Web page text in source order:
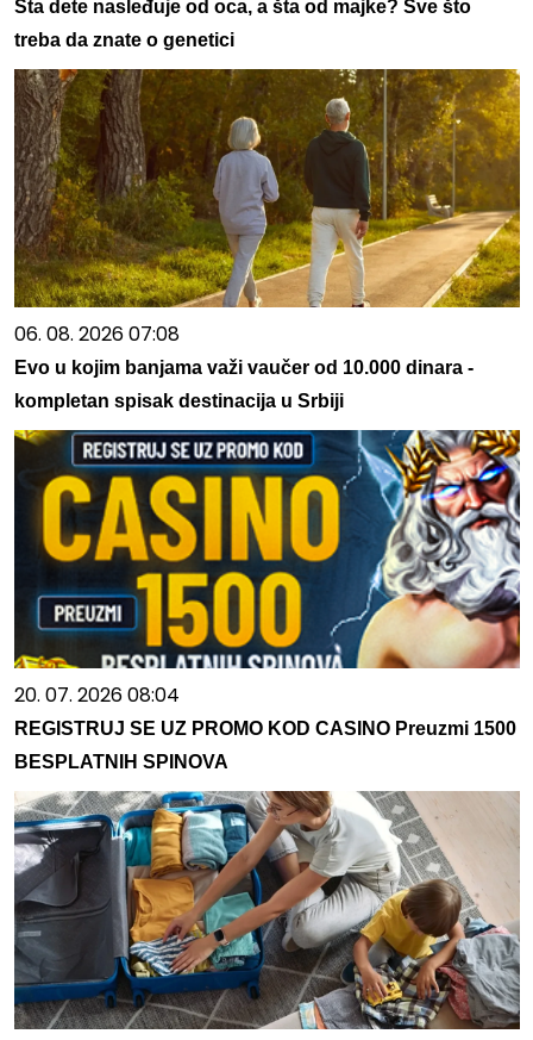
Šta dete nasleđuje od oca, a šta od majke? Sve što
treba da znate o genetici
06. 08. 2026 07:08
Evo u kojim banjama važi vaučer od 10.000 dinara -
kompletan spisak destinacija u Srbiji
20. 07. 2026 08:04
REGISTRUJ SE UZ PROMO KOD CASINO Preuzmi 1500
BESPLATNIH SPINOVA